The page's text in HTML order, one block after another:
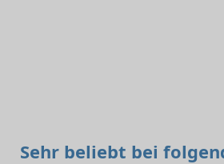
Sehr beliebt bei